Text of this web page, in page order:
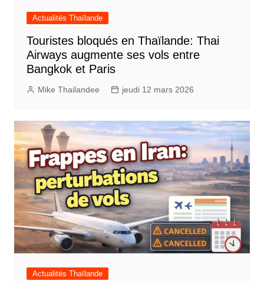
Actualités Thaïlande
Touristes bloqués en Thaïlande: Thai
Airways augmente ses vols entre
Bangkok et Paris
Mike Thailandee jeudi 12 mars 2026
Actualités Thaïlande